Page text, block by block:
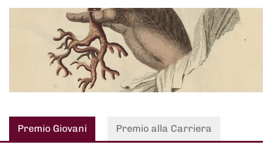
Premio Giovani Premio alla Carriera